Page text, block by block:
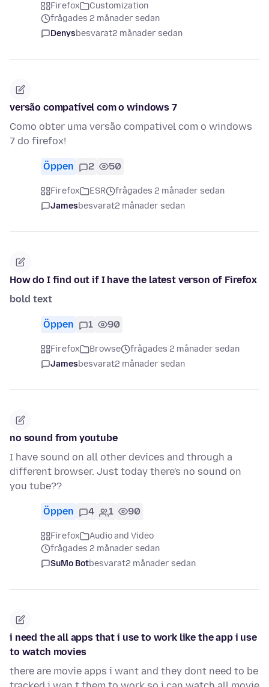
Firefox
Customization
frågades 2 månader sedan
Denysbesvarat2 månader sedan
versão compatível com o windows 7
Como obter uma versão compativel com o windows
7 do firefox!
Öppen 2 50
Firefox ESR
frågades 2 månader sedan
Jamesbesvarat2 månader sedan
How do I find out if I have the latest verson of Firefox
bold text
Öppen 1 90
Firefox Browse
frågades 2 månader sedan
Jamesbesvarat2 månader sedan
no sound from youtube
I have sound on all other devices and through a
different browser. Just today there's no sound on
you tube??
Öppen 4 1 90
Firefox
Audio and Video
frågades 2 månader sedan
SuMo Botbesvarat2 månader sedan
i need the all apps that i use to work like the app i use
to watch movies
there are movie apps i want and they dont need to be